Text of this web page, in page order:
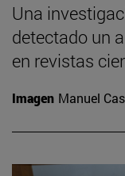
Una
detectado un
en revistas
Imagen Manuel